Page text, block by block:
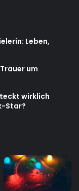
Leben,
um
wirklich
Star?